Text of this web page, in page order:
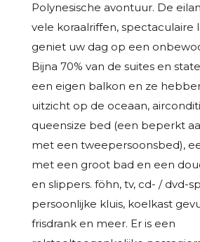
Polynesische avontuur. De
vele koraalriffen, spectaculaire
geniet uw dag op een
Bijna 70% van de suites en
een eigen balkon en ze
uitzicht op de oceaan,
queensize bed (een beperkt
met een tweepersoonsbed),
met een groot bad en een
en slippers. föhn, tv, cd- / dvd-
persoonlijke kluis, koelkast
frisdrank en meer. Er is een